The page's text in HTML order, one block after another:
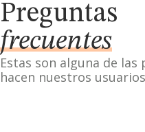
Preguntas
frecuentes
Estas son alguna de las
hacen nuestros usuarios